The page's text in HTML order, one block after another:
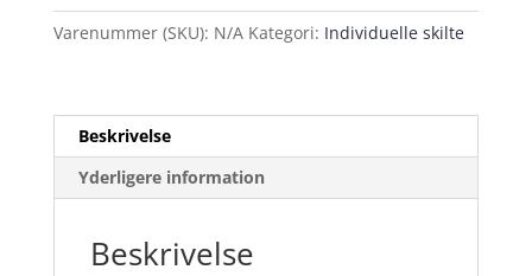
Varenummer (SKU): N/A Kategori: Individuelle skilte
Beskrivelse
Yderligere information
Beskrivelse